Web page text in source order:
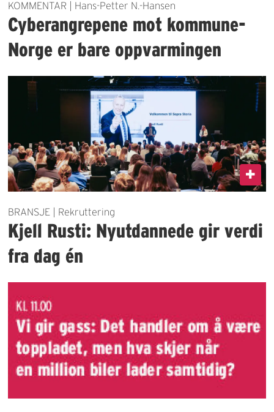
KOMMENTAR | Hans-Petter N.-Hansen
Cyberangrepene mot kommune-
Norge er bare oppvarmingen
BRANSJE | Rekruttering
Kjell Rusti: Nyutdannede gir verdi
fra dag én